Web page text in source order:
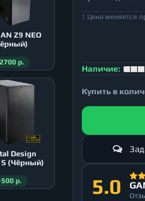
Z9 NEO
р.
Design
S (Чёрный)
р.
↕ Цена меняется
Наличие:
Купить в
5.0